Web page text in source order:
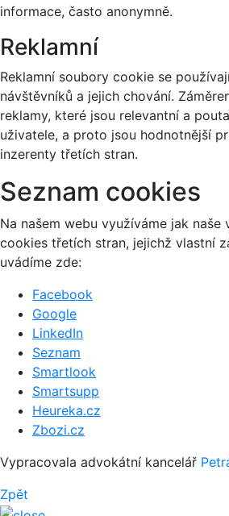
informace, často anonymně.
Reklamní
Reklamní soubory cookie se
návštěvníků a jejich chování.
reklamy, které jsou relevantní a
uživatele, a proto jsou hodnotnější
inzerenty třetích stran.
Seznam cookies
Na našem webu využíváme jak
cookies třetích stran, jejichž vlastní
uvádíme zde:
Facebook
Google
LinkedIn
Seznam
Smartlook
Smartsupp
Heureka.cz
Zbozi.cz
Vypracovala advokátní kancelář
Zpět